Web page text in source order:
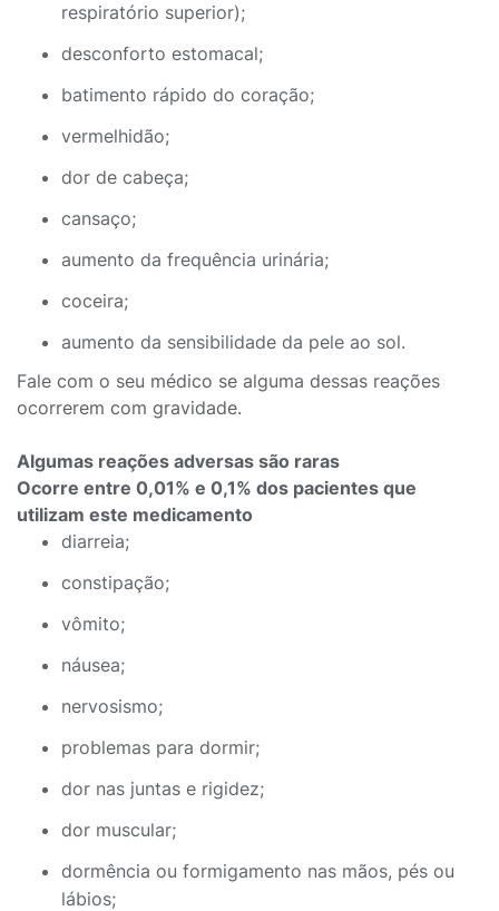
respiratório superior);
desconforto estomacal;
batimento rápido do coração;
vermelhidão;
dor de cabeça;
cansaço;
aumento da frequência urinária;
coceira;
aumento da sensibilidade da pele ao sol.
Fale com o seu médico se alguma dessas reações
ocorrerem com gravidade.
Algumas reações adversas são raras
Ocorre entre 0,01% e 0,1% dos pacientes que
utilizam este medicamento
diarreia;
constipação;
vômito;
náusea;
nervosismo;
problemas para dormir;
dor nas juntas e rigidez;
dor muscular;
dormência ou formigamento nas mãos, pés ou
lábios;